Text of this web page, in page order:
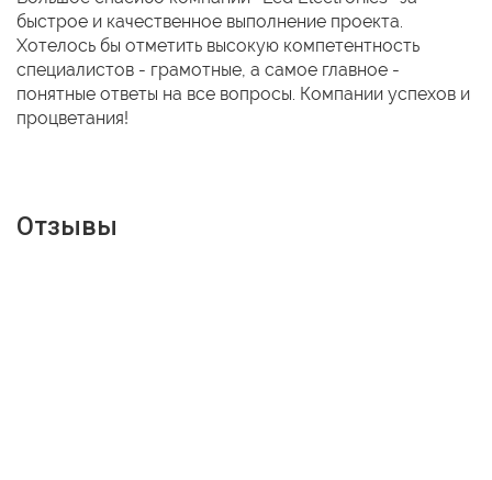
быстрое и качественное выполнение проекта.
Хотелось бы отметить высокую компетентность
специалистов - грамотные, а самое главное -
понятные ответы на все вопросы. Компании успехов и
процветания!
Отзывы